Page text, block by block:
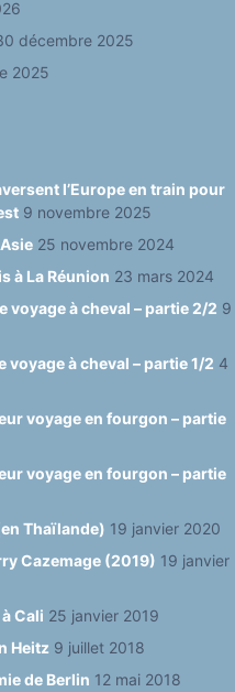
y
e
n
n
el
décembre 2025
2025
l’Europe en train pour
9 novembre 2025
25 novembre 2024
à La Réunion 23 mars 2024
voyage à cheval – partie 2/2 9
voyage à cheval – partie 1/2 4
voyage en fourgon – partie
voyage en fourgon – partie
Thaïlande) 19 janvier 2020
Cazemage (2019) 19 janvier
Cali 25 janvier 2019
Heitz 9 juillet 2018
de Berlin 12 mai 2018